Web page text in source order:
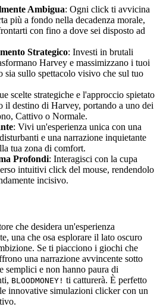
Ambigua: Ogni click ti avvicina
più a fondo nella decadenza morale,
con fino a dove sei disposto ad
Strategico: Investi in brutali
Harvey e massimizzano i tuoi
sia sullo spettacolo visivo che sul tuo
scelte strategiche e l'approccio spietato
il destino di Harvey, portando a uno dei
Cattivo o Normale.
: Vivi un'esperienza unica con una
e una narrazione inquietante
tua zona di comfort.
Profondi: Interagisci con la cupa
intuitivi click del mouse, rendendolo
incisivo.
che desidera un'esperienza
una che osa esplorare il lato oscuro
Se ti piacciono i giochi che
una narrazione avvincente sotto
semplici e non hanno paura di
BLOODMONEY! ti catturerà. È perfetto
innovative simulazioni clicker con un